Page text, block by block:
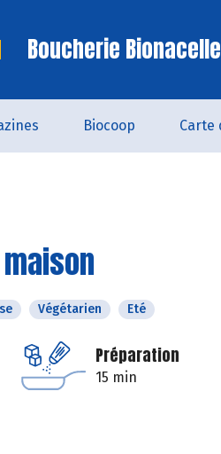
Boucherie Bionacelle
Biocoop
Végétarien Eté
Préparation
15 min